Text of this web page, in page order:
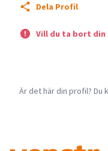
Dela Profil
Vill du ta bort
Är det här din profil? Du